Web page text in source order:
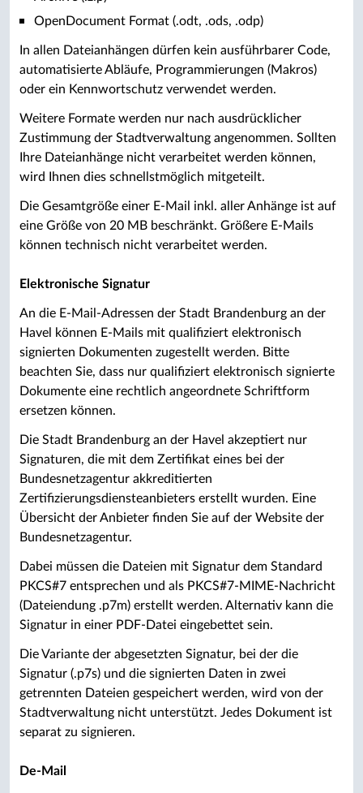
OpenDocument Format (.odt, .ods, .odp)
In allen Dateianhängen dürfen kein ausführbarer Code,
automatisierte Abläufe, Programmierungen (Makros)
oder ein Kennwortschutz verwendet werden.
Weitere Formate werden nur nach ausdrücklicher
Zustimmung der Stadtverwaltung angenommen. Sollten
Ihre Dateianhänge nicht verarbeitet werden können,
wird Ihnen dies schnellstmöglich mitgeteilt.
Die Gesamtgröße einer E-Mail inkl. aller Anhänge ist auf
eine Größe von 20 MB beschränkt. Größere E-Mails
können technisch nicht verarbeitet werden.
Elektronische Signatur
An die E-Mail-Adressen der Stadt Brandenburg an der
Havel können E-Mails mit qualifiziert elektronisch
signierten Dokumenten zugestellt werden. Bitte
beachten Sie, dass nur qualifiziert elektronisch signierte
Dokumente eine rechtlich angeordnete Schriftform
ersetzen können.
Die Stadt Brandenburg an der Havel akzeptiert nur
Signaturen, die mit dem Zertifikat eines bei der
Bundesnetzagentur akkreditierten
Zertifizierungsdiensteanbieters erstellt wurden. Eine
Übersicht der Anbieter finden Sie auf der Website der
Bundesnetzagentur.
Dabei müssen die Dateien mit Signatur dem Standard
PKCS#7 entsprechen und als PKCS#7-MIME-Nachricht
(Dateiendung .p7m) erstellt werden. Alternativ kann die
Signatur in einer PDF-Datei eingebettet sein.
Die Variante der abgesetzten Signatur, bei der die
Signatur (.p7s) und die signierten Daten in zwei
getrennten Dateien gespeichert werden, wird von der
Stadtverwaltung nicht unterstützt. Jedes Dokument ist
separat zu signieren.
De-Mail